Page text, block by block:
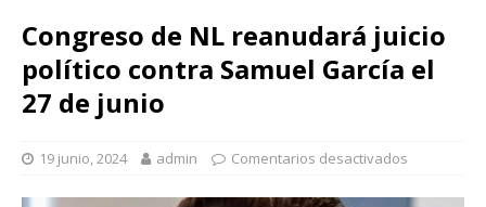
Congreso de NL reanudará juicio
político contra Samuel García el
27 de junio
19 junio, 2024 admin Comentarios desactivados